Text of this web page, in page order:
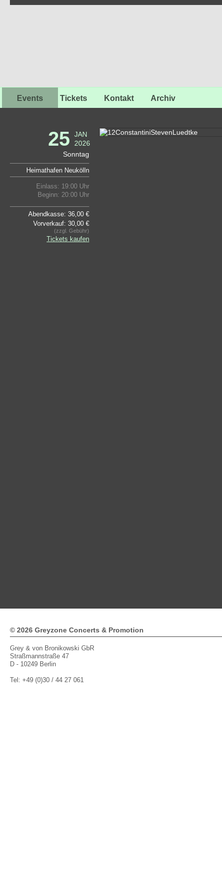
Events Tickets Kontakt Archiv
25
JAN
2026
Sonntag
Heimathafen Neukölln
Einlass: 19:00 Uhr
Beginn: 20:00 Uhr
Abendkasse: 36,00 €
Vorverkauf: 30,00 €
(zzgl. Gebühr)
Tickets kaufen
© 2026 Greyzone Concerts & Promotion
Grey & von Bronikowski GbR
Straßmannstraße 47
D - 10249 Berlin
Tel: +49 (0)30 / 44 27 061